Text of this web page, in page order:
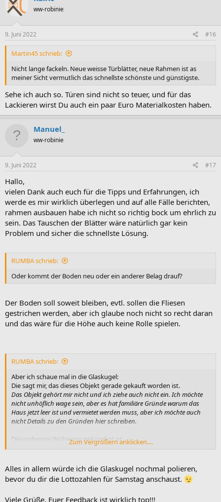
t
i
o
n
e
ww-robinie
9. Juni 2022 #16
Martin45 schrieb:
Nicht lange fackeln. Neue weisse Türblätter, neue Rahmen ist as
meiner Sicht vermutlich das schnellste schönste und günstigste.
Sehe ich auch so. Türen sind nicht so teuer, und für das
Lackieren wirst Du auch ein paar Euro Materialkosten haben.
Manuel_
ww-robinie
9. Juni 2022 #17
Hallo,
vielen Dank auch euch für die Tipps und Erfahrungen, ich
werde es mir wirklich überlegen und auf alle Fälle berichten,
rahmen ausbauen habe ich nicht so richtig bock um ehrlich zu
sein. Das Tauschen der Blätter wäre natürlich gar kein
Problem und sicher die schnellste Lösung.
RUMBA schrieb:
Oder kommt der Boden neu oder ein anderer Belag drauf?
Der Boden soll soweit bleiben, evtl. sollen die Fliesen
gestrichen werden, aber ich glaube noch nicht so recht daran
und das wäre für die Höhe auch keine Rolle spielen.
RUMBA schrieb:
Aber ich schaue mal in die Glaskugel:
Die sagt mir, das dieses Objekt gerade gekauft worden ist.
Das Objekt gehört mir nicht und ich ziehe auch nicht ein. Ich möchte
nicht unhöflich wage sein, aber es hat familiäre Gründe warum das
Haus jetzt leer ist und vermietet werden muss, aber ich möchte auch
nicht Details zu den Gründen hier schreiben.
Die vorherige Wohnung gekündigt ist.
Und alles am besten schon vorgestern fertig war
Ganz so schlimm ist es nicht, aber Einzug soll im September sein, also
muss ich schon etwas planen, aber es ist kein zeitlicher GAU.
Zum Vergrößern anklicken....
Alles in allem würde ich die Glaskugel nochmal polieren,
bevor du dir die Lottozahlen für Samstag anschaust.
Viele Grüße, Euer Feedback ist wirklich top!!!